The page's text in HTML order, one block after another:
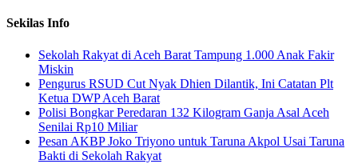
Sekilas Info
Sekolah Rakyat di Aceh Barat Tampung 1.000 Anak Fakir
Miskin
Pengurus RSUD Cut Nyak Dhien Dilantik, Ini Catatan Plt
Ketua DWP Aceh Barat
Polisi Bongkar Peredaran 132 Kilogram Ganja Asal Aceh
Senilai Rp10 Miliar
Pesan AKBP Joko Triyono untuk Taruna Akpol Usai Taruna
Bakti di Sekolah Rakyat